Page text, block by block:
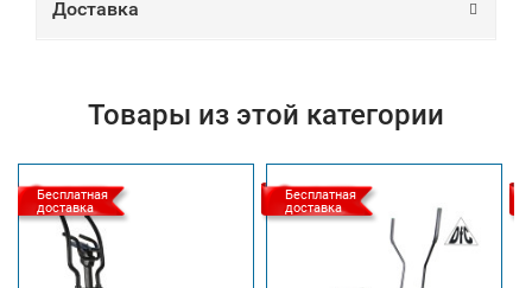
Доставка
Товары из этой категории
Бесплатная
доставка
Бесплатная
доставка